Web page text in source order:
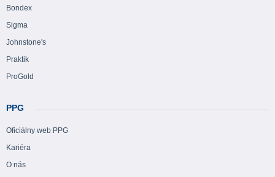
Bondex
Sigma
Johnstone's
Praktik
ProGold
PPG
Oficiálny web PPG
Kariéra
O nás